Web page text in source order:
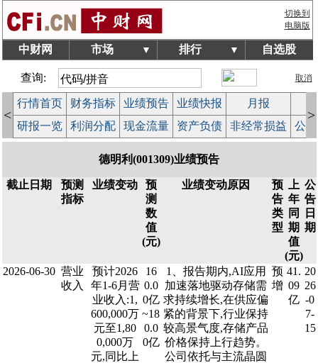
切换到
电脑版
中财网 市场 ▼ 排行 ▼ 自选股
查询: 取消
<
行情首页 财务指标 业绩预告 业绩快报 月报
研报一览
利润分配 现金流量 资产负债 非经常损益 公
>
德明利(001309)业绩预告
截止日期
预测
指标
业绩变动
预
测
数
值
(元)
业绩变动原因
预
告
类
型
上
年
同
期
值
(元)
公
告
日
期
2026-06-30 营业
收入
预计2026
年1-6月营
业收入:1,
600,000万
元至1,80
0,000万
元,同比上
16
0.0
0亿
~18
0.0
0亿
1、报告期内,AI应用
加速落地驱动存储需
求持续增长,在供应偏
紧的背景下,行业保持
较高景气度,存储产品
价格保持上行趋势。
公司依托与主流晶圆
预
增
41.
09
亿
20
26
-0
7-
15